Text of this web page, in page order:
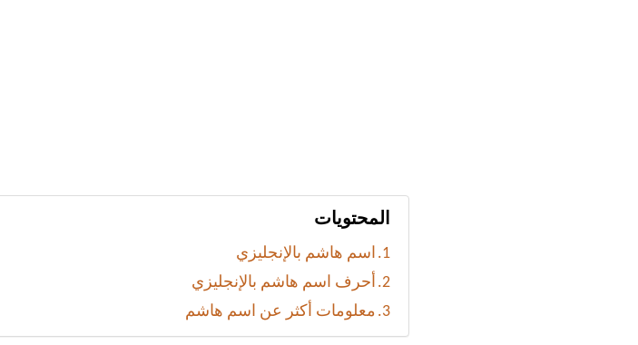
المحتويات
اسم هاشم بالإنجليزي
أحرف اسم هاشم بالإنجليزي
معلومات أكثر عن اسم هاشم